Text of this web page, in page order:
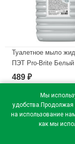
Мы
удобства.Продолжая
на использование
как мы
Туалетное мыло
ПЭТ Pro-Brite
(Эконом) арт.442-5П
В наличии
489 ₽